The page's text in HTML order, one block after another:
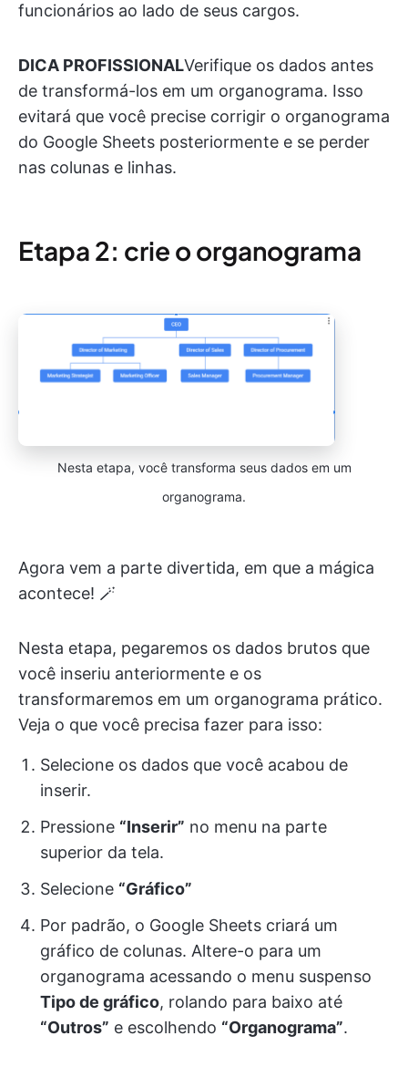
funcionários ao lado de seus cargos.
DICA PROFISSIONALVerifique os dados antes
de transformá-los em um organograma. Isso
evitará que você precise corrigir o organograma
do Google Sheets posteriormente e se perder
nas colunas e linhas.
Etapa 2: crie o organograma
Nesta etapa, você transforma seus dados em um
organograma.
Agora vem a parte divertida, em que a mágica
acontece! 🪄
Nesta etapa, pegaremos os dados brutos que
você inseriu anteriormente e os
transformaremos em um organograma prático.
Veja o que você precisa fazer para isso:
Selecione os dados que você acabou de
inserir.
Pressione “Inserir” no menu na parte
superior da tela.
Selecione “Gráfico”
Por padrão, o Google Sheets criará um
gráfico de colunas. Altere-o para um
organograma acessando o menu suspenso
Tipo de gráfico, rolando para baixo até
“Outros” e escolhendo “Organograma”.